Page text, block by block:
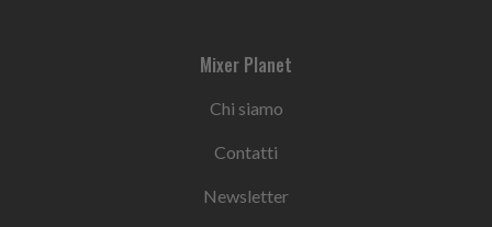
Mixer Planet
Chi siamo
Contatti
Newsletter